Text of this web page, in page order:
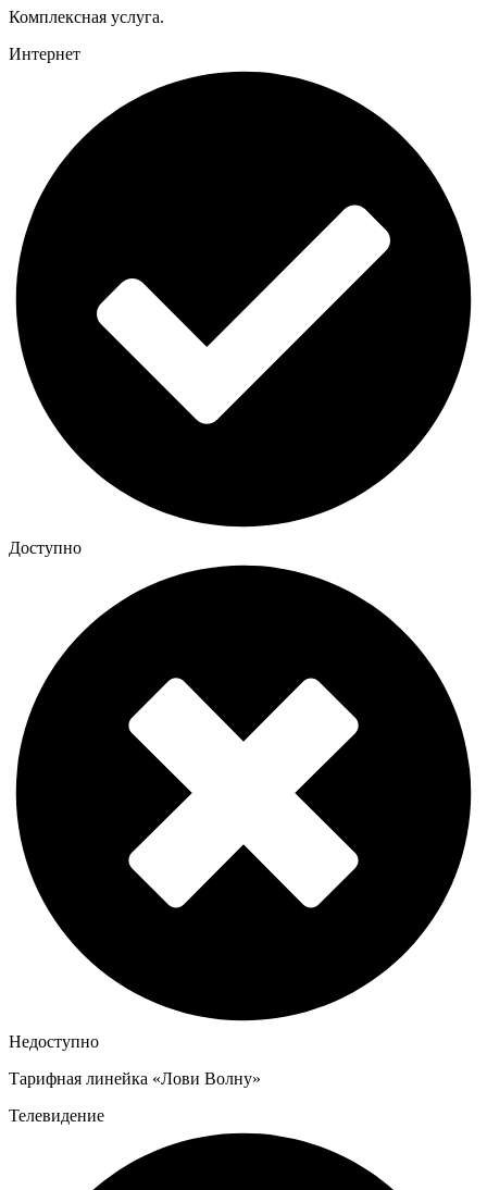
Комплексная услуга.
Интернет
Доступно
Недоступно
Тарифная линейка «Лови Волну»
Телевидение